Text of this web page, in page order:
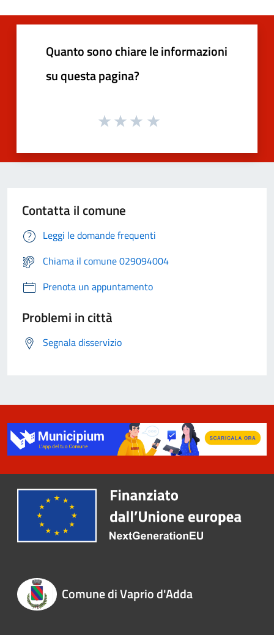
Quanto sono chiare le informazioni
su questa pagina?
Contatta il comune
Leggi le domande frequenti
Chiama il comune 029094004
Prenota un appuntamento
Problemi in città
Segnala disservizio
Comune di Vaprio d'Adda